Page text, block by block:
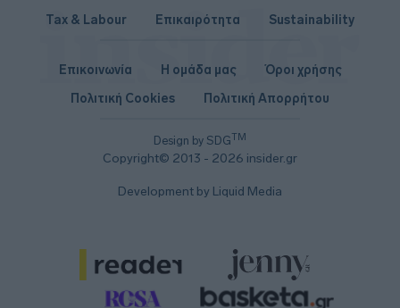
Tax & Labour
Επικαιρότητα Sustainability
Design by SDGTM
Copyright© 2013 - 2026 insider.gr
Επικοινωνία Η ομάδα μας
Όροι χρήσης
Πολιτική Cookies
Πολιτική Απορρήτου
Development by Liquid Media